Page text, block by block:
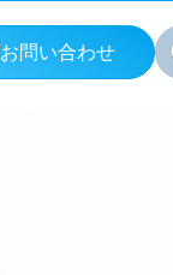
お問い合わせ